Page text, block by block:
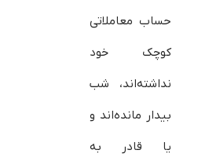
حساب معاملاتی
کوچک خود
نداشته‌اند، شب
بیدار مانده‌اند و
یا قادر به